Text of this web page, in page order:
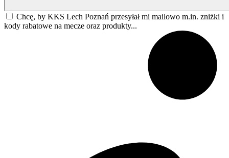
Chcę, by KKS Lech Poznań przesyłał mi mailowo m.in. zniżki i
kody rabatowe na mecze oraz produkty...